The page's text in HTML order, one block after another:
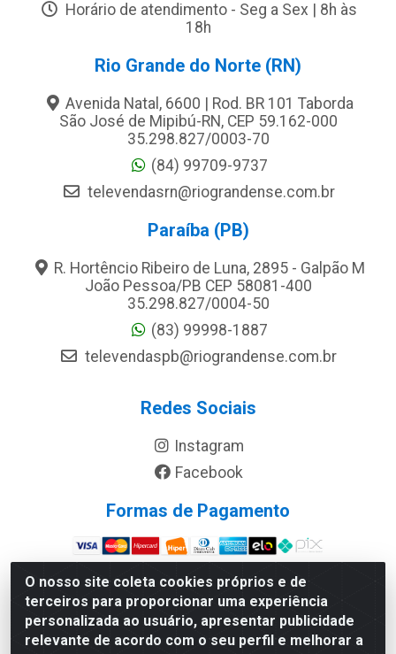
O nosso site coleta cookies próprios e de
terceiros para proporcionar uma experiência
personalizada ao usuário, apresentar publicidade
relevante de acordo com o seu perfil e melhorar a
Horário de atendimento - Seg a Sex | 8h às
18h
Rio Grande do Norte (RN)
Avenida Natal, 6600 | Rod. BR 101 Taborda
São José de Mipibú-RN, CEP 59.162-000
35.298.827/0003-70
(84) 99709-9737
televendasrn@riograndense.com.br
Paraíba (PB)
R. Hortêncio Ribeiro de Luna, 2895 - Galpão M
João Pessoa/PB CEP 58081-400
35.298.827/0004-50
(83) 99998-1887
televendaspb@riograndense.com.br
Redes Sociais
Instagram
Facebook
Formas de Pagamento
Site Seguro